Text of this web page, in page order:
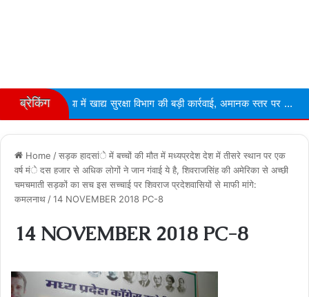
ब्रेकिंग
में खाद्य सुरक्षा विभाग की बड़ी कार्रवाई, अमानक स्तर पर ...
Home /सड़क हादसांे में बच्चों की मौत में मध्यप्रदेश देश में तीसरे स्थान पर एक
वर्ष मंे दस हजार से अधिक लोगों ने जान गंवाई ये है, शिवराजसिंह की अमेरिका से अच्छी
चमचमाती सड़कों का सच इस सच्चाई पर शिवराज प्रदेशवासियों से माफी मांगे:
कमलनाथ /14 NOVEMBER 2018 PC-8
14 NOVEMBER 2018 PC-8